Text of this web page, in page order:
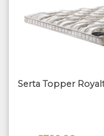
Serta Topper